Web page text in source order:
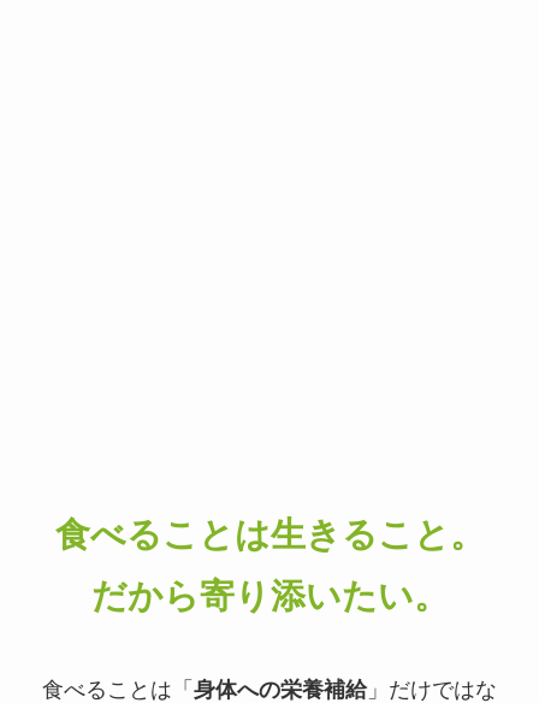
食べることは生きること。
だから寄り添いたい。
食べることは「 身体への栄養補給」だけではな